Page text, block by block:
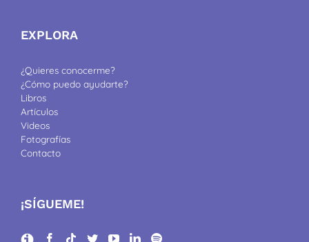
EXPLORA
¿Quieres conocerme?
¿Cómo puedo ayudarte?
Libros
Artículos
Videos
Fotografías
Contacto
¡SÍGUEME!